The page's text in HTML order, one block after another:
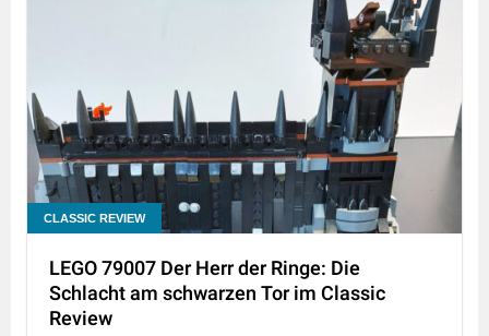
CLASSIC REVIEW
LEGO 79007 Der Herr der Ringe: Die
Schlacht am schwarzen Tor im Classic
Review